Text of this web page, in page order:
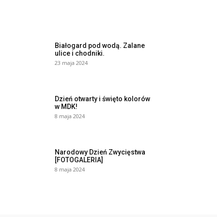
Białogard pod wodą. Zalane
ulice i chodniki.
23 maja 2024
Dzień otwarty i święto kolorów
w MDK!
8 maja 2024
Narodowy Dzień Zwycięstwa
[FOTOGALERIA]
8 maja 2024